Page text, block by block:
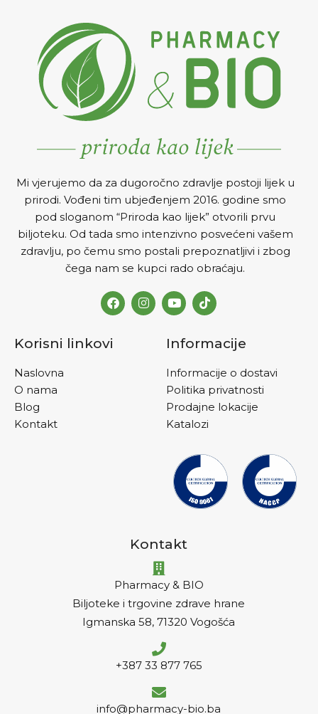
preporučuju i u slučaju
zamora glasnih žica.
Uputstvo za upotrebu:
Odrasli: 4-6 pastila dnevno
Djeca od 6 godina starosti:
puta dnevno sa vremenskim
razmakom između svake
Mi vjerujemo da za dugoročno zdravlje postoji lijek u
prirodi. Vođeni tim ubjeđenjem 2016. godine smo
pod sloganom “Priroda kao lijek” otvorili prvu
biljoteku. Od tada smo intenzivno posvećeni vašem
zdravlju, po čemu smo postali prepoznatljivi i zbog
čega nam se kupci rado obraćaju.
Korisni linkovi
Naslovna
O nama
Blog
Kontakt
Informacije
Informacije o dostavi
Politika privatnosti
Prodajne lokacije
Katalozi
Kontakt
Pharmacy & BIO
Biljoteke i trgovine zdrave hrane
Igmanska 58, 71320 Vogošća
+387 33 877 765
info@pharmacy-bio.ba